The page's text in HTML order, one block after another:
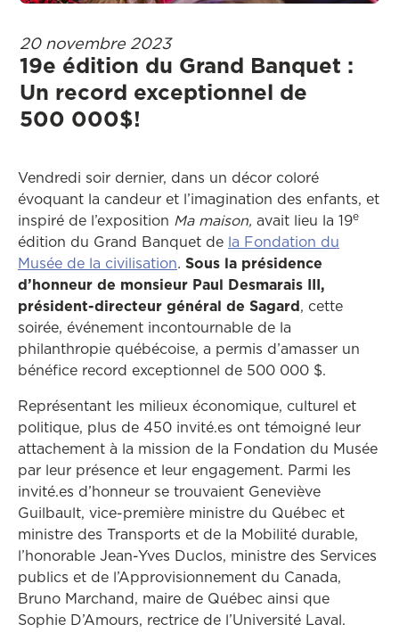
20 novembre 2023
19e édition du Grand Banquet :
Un record exceptionnel de
500 000$!
Vendredi soir dernier, dans un décor coloré
évoquant la candeur et l’imagination des enfants, et
inspiré de l’exposition Ma maison, avait lieu la 19e
édition du Grand Banquet de la Fondation du
Musée de la civilisation. Sous la présidence
d’honneur de monsieur Paul Desmarais III,
président-directeur général de Sagard, cette
soirée, événement incontournable de la
philanthropie québécoise, a permis d’amasser un
bénéfice record exceptionnel de 500 000 $.
Représentant les milieux économique, culturel et
politique, plus de 450 invité.es ont témoigné leur
attachement à la mission de la Fondation du Musée
par leur présence et leur engagement. Parmi les
invité.es d’honneur se trouvaient Geneviève
Guilbault, vice-première ministre du Québec et
ministre des Transports et de la Mobilité durable,
l’honorable Jean-Yves Duclos, ministre des Services
publics et de l’Approvisionnement du Canada,
Bruno Marchand, maire de Québec ainsi que
Sophie D’Amours, rectrice de l’Université Laval.